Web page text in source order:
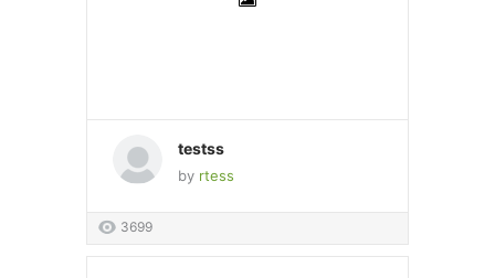
testss
by rtess
3699